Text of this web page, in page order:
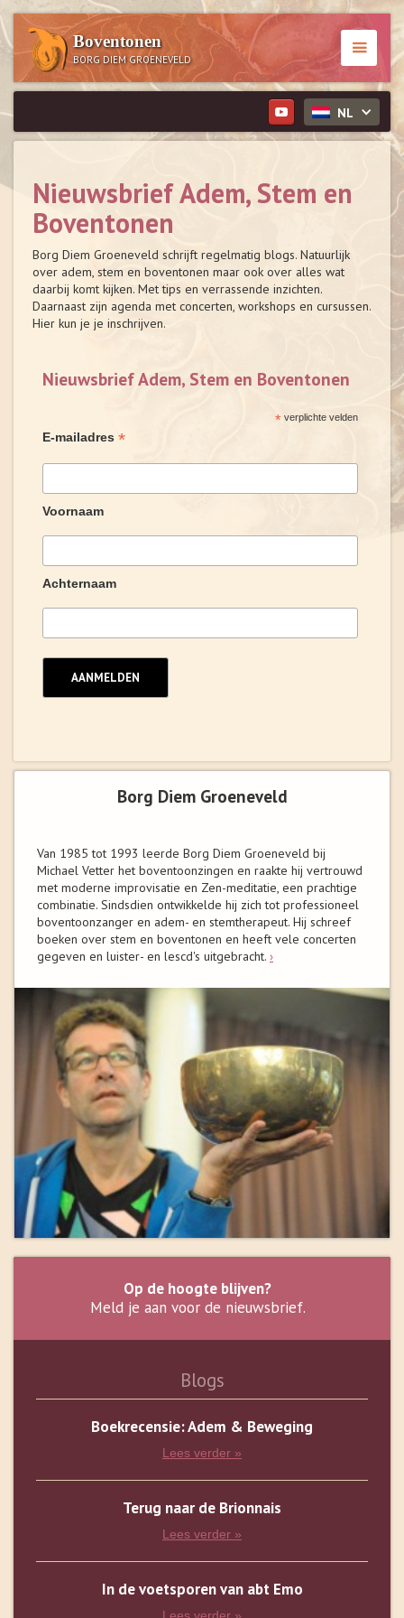
Boventonen
BORG DIEM GROENEVELD
NL
Nieuwsbrief Adem, Stem en
Boventonen
Borg Diem Groeneveld schrijft regelmatig blogs. Natuurlijk
over adem, stem en boventonen maar ook over alles wat
daarbij komt kijken. Met tips en verrassende inzichten.
Daarnaast zijn agenda met concerten, workshops en cursussen.
Hier kun je je inschrijven.
Nieuwsbrief Adem, Stem en Boventonen
* verplichte velden
E-mailadres*
Voornaam
Achternaam
Borg Diem Groeneveld
Van 1985 tot 1993 leerde Borg Diem Groeneveld bij
Michael Vetter het boventoonzingen en raakte hij vertrouwd
met moderne improvisatie en Zen-meditatie, een prachtige
combinatie. Sindsdien ontwikkelde hij zich tot professioneel
boventoonzanger en adem- en stemtherapeut. Hij schreef
boeken over stem en boventonen en heeft vele concerten
gegeven en luister- en lescd's uitgebracht. ›
Op de hoogte blijven?
Meld je aan voor de nieuwsbrief.
Blogs
Boekrecensie: Adem & Beweging
Lees verder »
Terug naar de Brionnais
Lees verder »
In de voetsporen van abt Emo